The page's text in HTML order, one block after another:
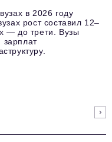
в 2026 году
рост составил 12–
— до трети. Вузы